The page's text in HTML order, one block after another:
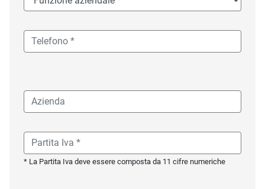
* La Partita Iva deve essere composta da 11 cifre numeriche